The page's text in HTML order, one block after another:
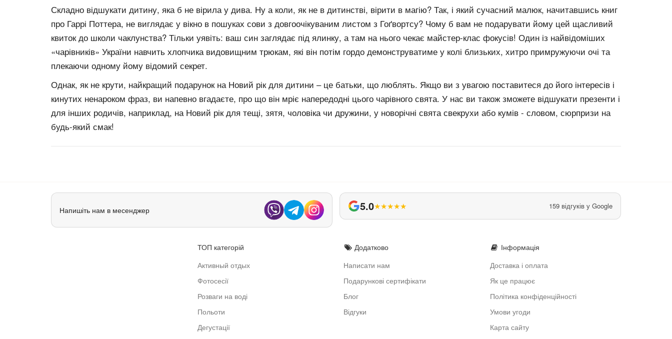
Складно відшукати дитину, яка б не вірила у дива. Ну а коли, як не в дитинстві, вірити в магію? Так, і який сучасний малюк, начитавшись книг
про Гаррі Поттера, не виглядає у вікно в пошуках сови з довгоочікуваним листом з Гоґвортсу? Чому б вам не подарувати йому цей щасливий
квиток до школи чаклунства? Тільки уявіть: ваш син заглядає під ялинку, а там на нього чекає майстер-клас фокусів! Один із найвідоміших
«чарівників» України навчить хлопчика видовищним трюкам, які він потім гордо демонструватиме у колі близьких, хитро примружуючи очі та
плекаючи одному йому відомий секрет.
Однак, як не крути, найкращий подарунок на Новий рік для дитини – це батьки, що люблять. Якщо ви з увагою поставитеся до його інтересів і
кинутих ненароком фраз, ви напевно вгадаєте, про що він мріє напередодні цього чарівного свята. У нас ви також зможете відшукати презенти і
для інших родичів, наприклад, на Новий рік для тещі, зятя, чоловіка чи дружини, у новорічні свята свекрухи або кумів - словом, сюрпризи на
будь-який смак!
Напишіть нам в месенджер 5.0★★★★★ 159 відгуків у Google
Інформація
Доставка і оплата
Як це працює
Політика конфіденційності
Умови угоди
Карта сайту
Додатково
Написати нам
Подарункові сертифікати
Блог
Відгуки
ТОП категорій
Активный отдых
Фотосесії
Розваги на воді
Польоти
Дегустації